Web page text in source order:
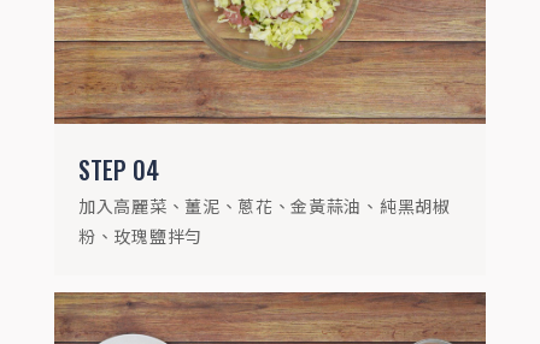
STEP 04
加入高麗菜、薑泥、蔥花、金黃蒜油、純黑胡椒
粉、玫瑰鹽拌勻
STEP06
子蒸煮，開關跳起即完成